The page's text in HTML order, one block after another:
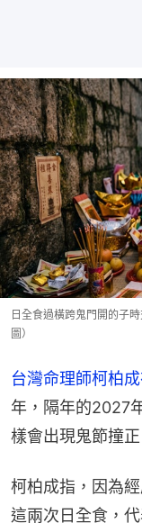
日全食過橫跨鬼門開的子
圖）
台灣命理師柯柏
年，隔年的2027
樣會出現鬼節撞
柯柏成指，因為
這兩次日全食，